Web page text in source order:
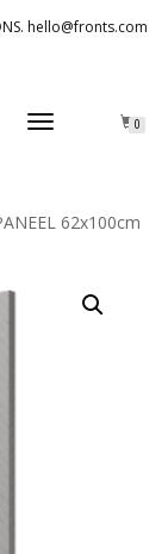
hello@fronts.com
TOGGLE
0
62x100cm